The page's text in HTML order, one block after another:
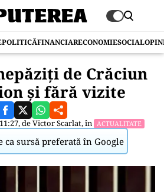
POLITICĂFINANCIARECONOMIESOCIAL
de Crăciun
și fără vizite
deVictor Scarlat, în ACTUALITATE
ca sursă preferată în Google